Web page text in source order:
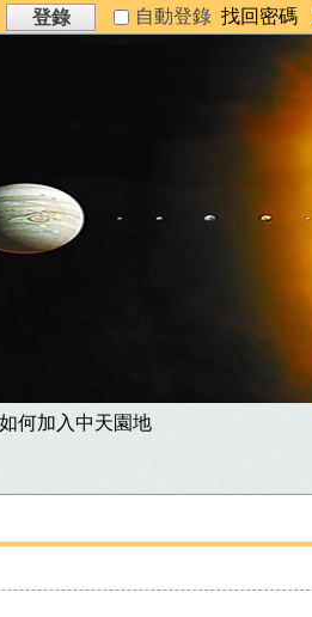
登錄 自動登錄 找回密碼
如何加入中天園地